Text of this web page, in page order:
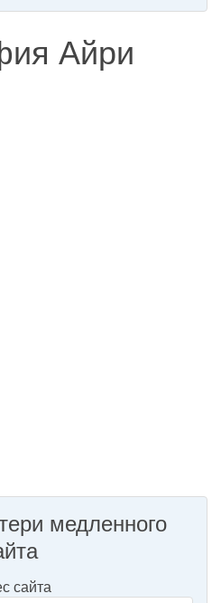
Айри
медленного
сайта